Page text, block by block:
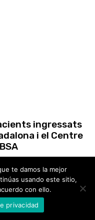
ingressats
i el Centre
te damos la mejor
usando este sitio,
con ello.
privacidad